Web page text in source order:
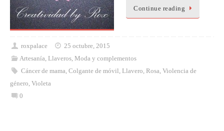
Continue reading
roxpalace
25 octubre, 2015
Artesanía, Llaveros, Moda y complementos
Cáncer de mama, Colgante de móvil, Llavero, Rosa, Violencia de
género, Violeta
0